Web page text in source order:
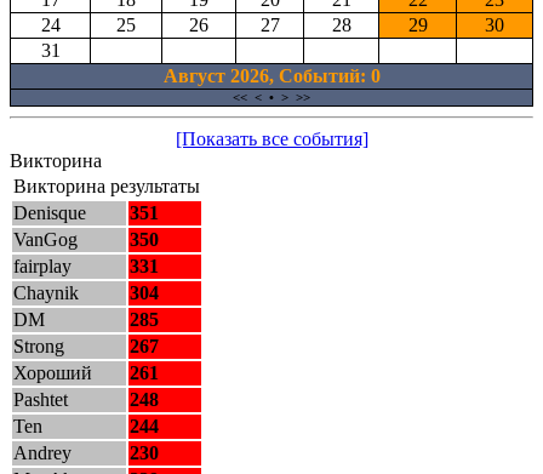
24
25 26 27 28 29
30
31
Август 2026, Cобытий: 0
<< < • > >>
[Показать все события]
Викторина
Викторина результаты
Denisque
351
VanGog
350
fairplay
331
Chaynik
304
DM
285
Strong
267
Хороший
261
Pashtet
248
Ten
244
Andrey
230